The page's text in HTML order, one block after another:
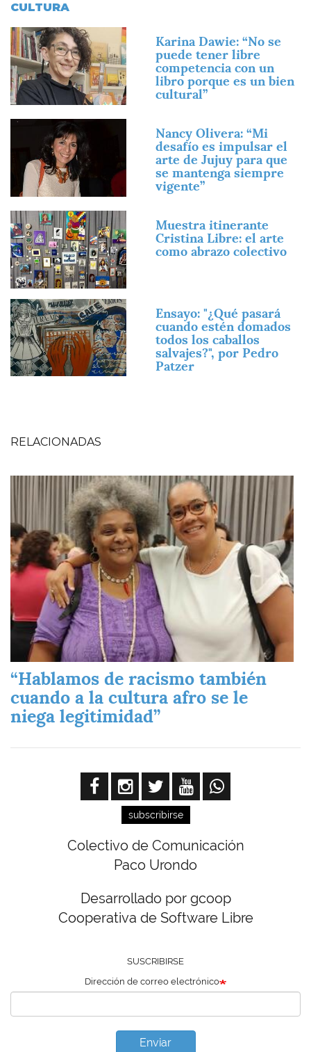
CULTURA
Imagen
Karina Dawie: “No se
puede tener libre
competencia con un
libro porque es un bien
cultural”
Imagen
Nancy Olivera: “Mi
desafío es impulsar el
arte de Jujuy para que
se mantenga siempre
vigente”
Imagen
Muestra itinerante
Cristina Libre: el arte
como abrazo colectivo
Imagen
Ensayo: "¿Qué pasará
cuando estén domados
todos los caballos
salvajes?", por Pedro
Patzer
RELACIONADAS
“Hablamos de racismo también
cuando a la cultura afro se le
niega legitimidad”
subscribirse
Colectivo de Comunicación
Paco Urondo
Desarrollado por gcoop
Cooperativa de Software Libre
SUSCRIBIRSE
Dirección de correo electrónico
Enviar